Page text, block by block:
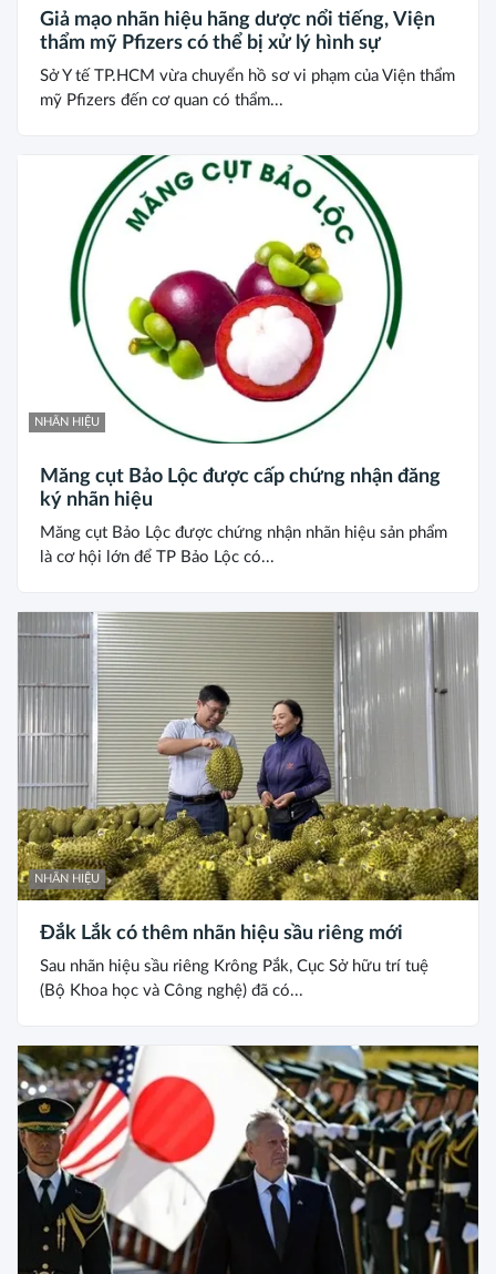
Giả mạo nhãn hiệu hãng dược nổi tiếng, Viện
thẩm mỹ Pfizers có thể bị xử lý hình sự
Sở Y tế TP.HCM vừa chuyển hồ sơ vi phạm của Viện thẩm
mỹ Pfizers đến cơ quan có thẩm...
NHÃN HIỆU
Măng cụt Bảo Lộc được cấp chứng nhận đăng
ký nhãn hiệu
Măng cụt Bảo Lộc được chứng nhận nhãn hiệu sản phẩm
là cơ hội lớn để TP Bảo Lộc có...
NHÃN HIỆU
Đắk Lắk có thêm nhãn hiệu sầu riêng mới
Sau nhãn hiệu sầu riêng Krông Pắk, Cục Sở hữu trí tuệ
(Bộ Khoa học và Công nghệ) đã có...